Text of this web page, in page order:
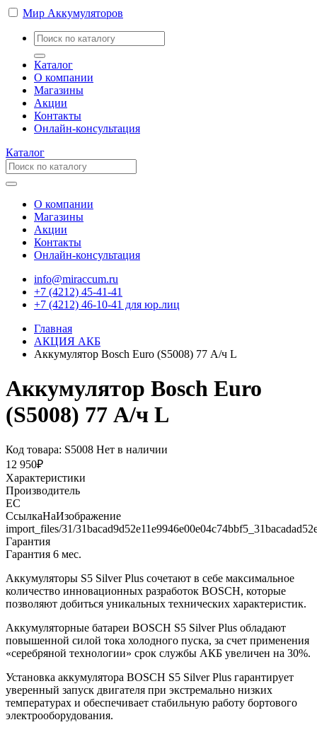
Мир Аккумуляторов
Каталог
О компании
Магазины
Акции
Контакты
Онлайн-консультация
Каталог
О компании
Магазины
Акции
Контакты
Онлайн-консультация
info@miraccum.ru
+7 (4212) 45-41-41
+7 (4212) 46-10-41 для юр.лиц
Главная
АКЦИЯ АКБ
Аккумулятор Bosch Euro (S5008) 77 А/ч L
Аккумулятор Bosch Euro
(S5008) 77 А/ч L
Код товара: S5008 Нет в наличии
12 950₽
Характеристики
Производитель
ЕС
СсылкаНаИзображение
import_files/31/
Гарантия
Гарантия 6 мес.
Аккумуляторы S5 Silver Plus сочетают в себе максимальное
количество инновационных разработок BOSCH, которые
позволяют добиться уникальных технических характеристик.
Аккумуляторные батареи BOSCH S5 Silver Plus обладают
повышенной силой тока холодного пуска, за счет применения
«серебряной технологии» срок службы АКБ увеличен на 30%.
Установка аккумулятора BOSCH S5 Silver Plus гарантирует
уверенный запуск двигателя при экстремально низких
температурах и обеспечивает стабильную работу бортового
электрооборудования.